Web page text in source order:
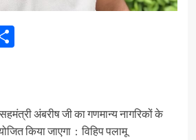
Share
अंबरीष जी का गणमान्य नागरिकों के
किया जाएगा : विहिप पलामू